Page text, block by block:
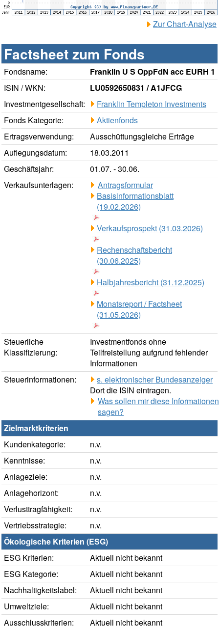
Zur Chart-Analyse
Factsheet zum Fonds
Fondsname:
Franklin U S OppFdN acc EURH 1
ISIN / WKN:
LU0592650831 / A1JFCG
Investmentgesellschaft:
Franklin Templeton Investments
Fonds Kategorie:
Aktienfonds
Ertragsverwendung:
Ausschüttungsgleiche Erträge
Auflegungsdatum:
18.03.2011
Geschäftsjahr:
01.07. - 30.06.
Verkaufsunterlagen:
Antragsformular
Basisinformationsblatt
(19.02.2026)
Verkaufsprospekt (31.03.2026)
Rechenschaftsbericht
(30.06.2025)
Halbjahresbericht (31.12.2025)
Monatsreport / Factsheet
(31.05.2026)
Steuerliche
Klassifizierung:
Investmentfonds ohne
Teilfreistellung aufgrund fehlender
Informationen
Steuerinformationen:
s. elektronischer Bundesanzeiger
Dort die ISIN eintragen.
Was sollen mir diese Informationen
sagen?
Zielmarktkriterien
Kundenkategorie:
n.v.
Kenntnisse:
n.v.
Anlageziele:
n.v.
Anlagehorizont:
n.v.
Verlusttragfähigkeit:
n.v.
Vertriebsstrategie:
n.v.
Ökologische Kriterien (ESG)
ESG Kriterien:
Aktuell nicht bekannt
ESG Kategorie:
Aktuell nicht bekannt
Nachhaltigkeitslabel:
Aktuell nicht bekannt
Umweltziele:
Aktuell nicht bekannt
Ausschlusskriterien:
Aktuell nicht bekannt